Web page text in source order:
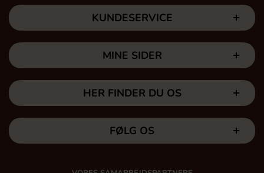
KUNDESERVICE
MINE SIDER
HER FINDER DU OS
FØLG OS